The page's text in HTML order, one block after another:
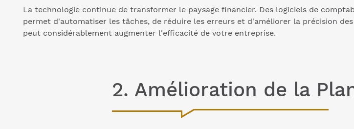
La technologie continue de transformer le paysage financier. Des logiciels de
permet d'automatiser les tâches, de réduire les erreurs et d'améliorer la précision
peut considérablement augmenter l'efficacité de votre entreprise.
2. Amélioration de la